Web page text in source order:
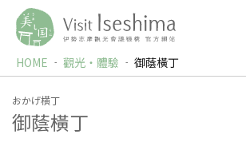
HOME 觀光‧體驗 御蔭橫丁
おかげ横丁
御蔭橫丁